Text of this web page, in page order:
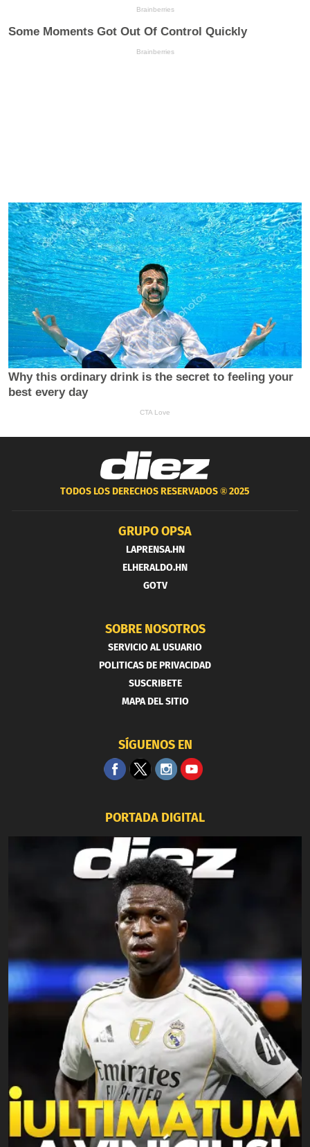
TODOS LOS DERECHOS RESERVADOS ®2025
GRUPO OPSA
LAPRENSA.HN
ELHERALDO.HN
GOTV
SOBRE NOSOTROS
SERVICIO AL USUARIO
POLITICAS DE PRIVACIDAD
SUSCRIBETE
MAPA DEL SITIO
SÍGUENOS EN
PORTADA DIGITAL